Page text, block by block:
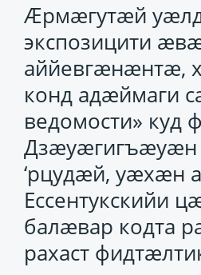
Ӕрмӕгутӕй
экспозицити
аййевгӕнӕнтӕ,
конд адӕймаги
ведомости» куд
Дзӕуӕгигъӕуӕн
‘рцудӕй, уӕхӕн
Ессентукскийи
балӕвар кодта
рахаст